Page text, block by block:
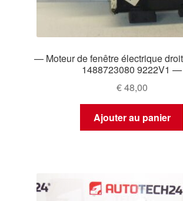
— Moteur de fenêtre électrique
1488723080 9222V1 —
€48,00
Ajouter au panier